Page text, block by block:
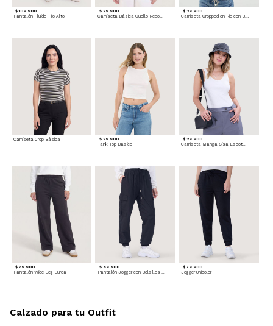
$ 109.900
Pantalón Fluido Tiro Alto
$ 39.900
Camiseta Básica Cuello Redondo
$ 39.900
Camiseta Cropped en Rib con Botones
Camiseta Crop Básica $ 29.900
Tank Top Basico
$ 29.900
Camiseta Manga Sisa Escotada
$ 79.900
Pantalón Wide Leg Burda
$ 89.900
Pantalón Jogger con Bolsillos Cargo
$ 79.900
Jogger Unicolor
Calzado para tu Outfit